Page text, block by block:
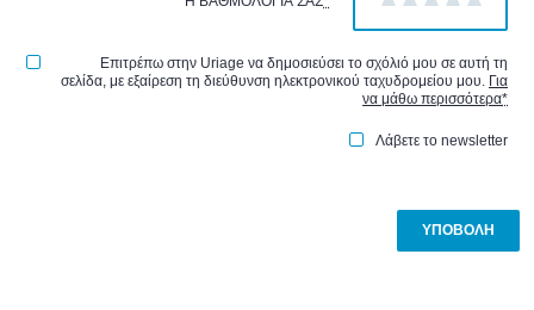
Επιτρέπω στην Uriage να δημοσιεύσει το σχόλιό μου σε αυτή τη
σελίδα, με εξαίρεση τη διεύθυνση ηλεκτρονικού ταχυδρομείου μου. Για
να μάθω περισσότερα*
Λάβετε το newsletter